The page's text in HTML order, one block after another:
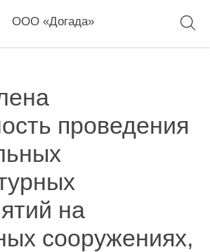
ООО «Догада»
проведения
на
сооружениях,